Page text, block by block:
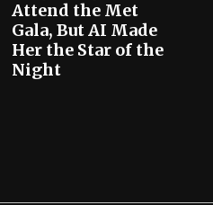
Attend the Met
Gala, But AI Made
Her the Star of the
Night